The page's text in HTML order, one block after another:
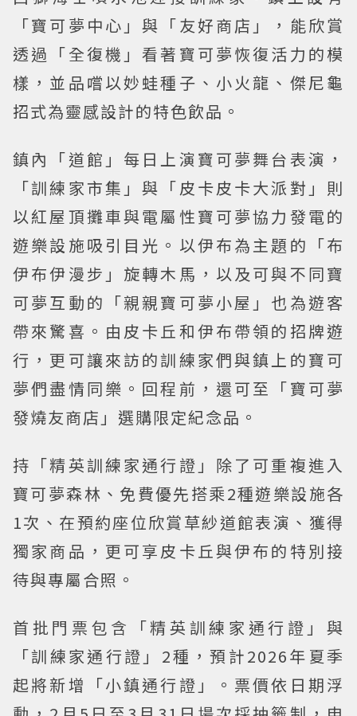
「寶可夢中心」與「友好商店」，能欣賞
透過「全復機」看著寶可夢恢復活力的模
樣，並品嚐以妙蛙種子、小火龍、傑尼龜
招式為靈感設計的特色飲品。
鎮內「道館」每日上演寶可夢舞台表演，
「訓練家市集」與「皮卡皮卡大派對」則
以紅屋頂攤車與電屬性寶可夢協力發電的
遊樂設施吸引目光。以伊布為主題的「布
伊布伊漫步」旋轉木馬，以及可與不同寶
可夢互動的「親親寶可夢小屋」也為遊客
帶來驚喜。由皮卡丘和伊布帶領的招牌遊
行，更可讓來訪的訓練家們與鎮上的寶可
夢們盡情同樂。回程前，還可至「寶可夢
發燒友商店」選購限定紀念品。
持「精英訓練家通行證」除了可重複進入
寶可夢森林、免費優先搭乘2種遊樂設施各
1次、在預約座位欣賞草紗道館表演、獲得
獨家商品，更可享皮卡丘與伊布的特別接
待與專屬合照。
首批門票包含「精英訓練家通行證」與
「訓練家通行證」2種，預計2026年夏季
起將新增「小鎮通行證」。票價依日期浮